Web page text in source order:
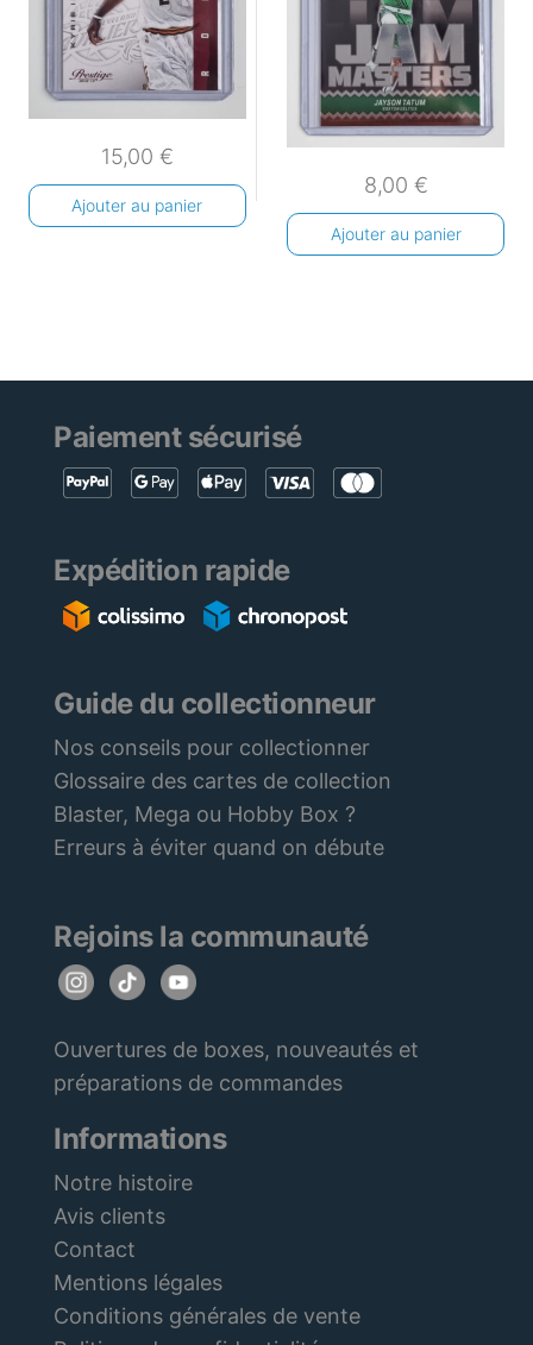
15,00 €
Ajouter au panier
8,00 €
Ajouter au panier
Paiement sécurisé
Expédition rapide
Guide du collectionneur
Nos conseils pour collectionner
Glossaire des cartes de collection
Blaster, Mega ou Hobby Box ?
Erreurs à éviter quand on débute
Rejoins la communauté
Ouvertures de boxes, nouveautés et
préparations de commandes
Informations
Notre histoire
Avis clients
Contact
Mentions légales
Conditions générales de vente